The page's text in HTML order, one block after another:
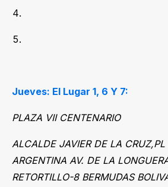
Jueves: El Lugar 1, 6 Y 7:
PLAZA VII CENTENARIO
ALCALDE JAVIER DE LA
ARGENTINA AV. DE LA
RETORTILLO-8 BERMUDAS